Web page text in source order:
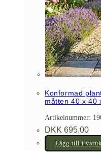
Konformad
måtten 40 x 40
Artikelnummer:
DKK 695,00
Lägg till i